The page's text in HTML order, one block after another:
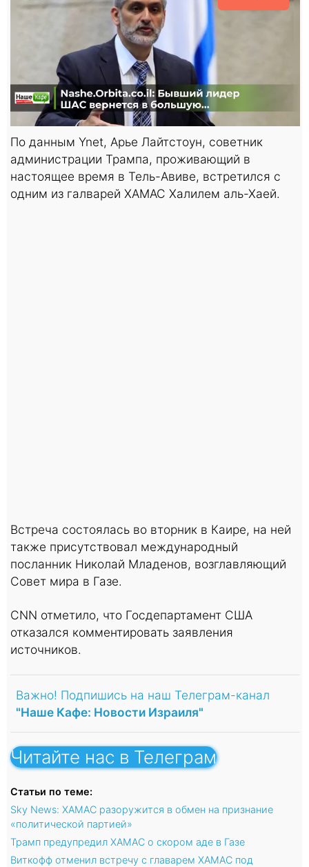
По данным Ynet, Арье Лайтстоун, советник
администрации Трампа, проживающий в
настоящее время в Тель-Авиве, встретился с
одним из галварей ХАМАС Халилем аль-Хаей.
Встреча состоялась во вторник в Каире, на ней
также присутствовал международный
посланник Николай Младенов, возглавляющий
Совет мира в Газе.
CNN отметило, что Госдепартамент США
отказался комментировать заявления
источников.
Важно! Подпишись на наш Телеграм-канал
"Наше Кафе: Новости Израиля"
Читайте нас в Телеграм
Статьи по теме:
Sky News: ХАМАС разоружится в обмен на признание
«политической партией»
Трамп предупредил ХАМАС о скором аде в Газе
Виткофф отменил встречу с главарем ХАМАС под